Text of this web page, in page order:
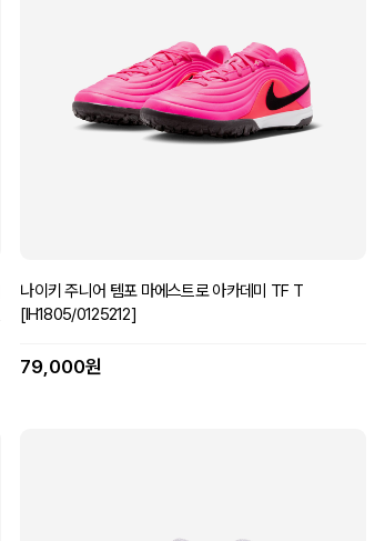
나이키 주니어 템포 마에스트로 아카데미 TF T
[IH1805/0125212]
79,000원